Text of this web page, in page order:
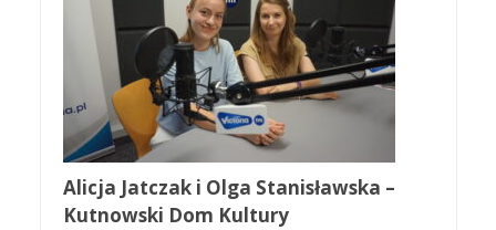
Alicja Jatczak i Olga Stanisławska –
Kutnowski Dom Kultury